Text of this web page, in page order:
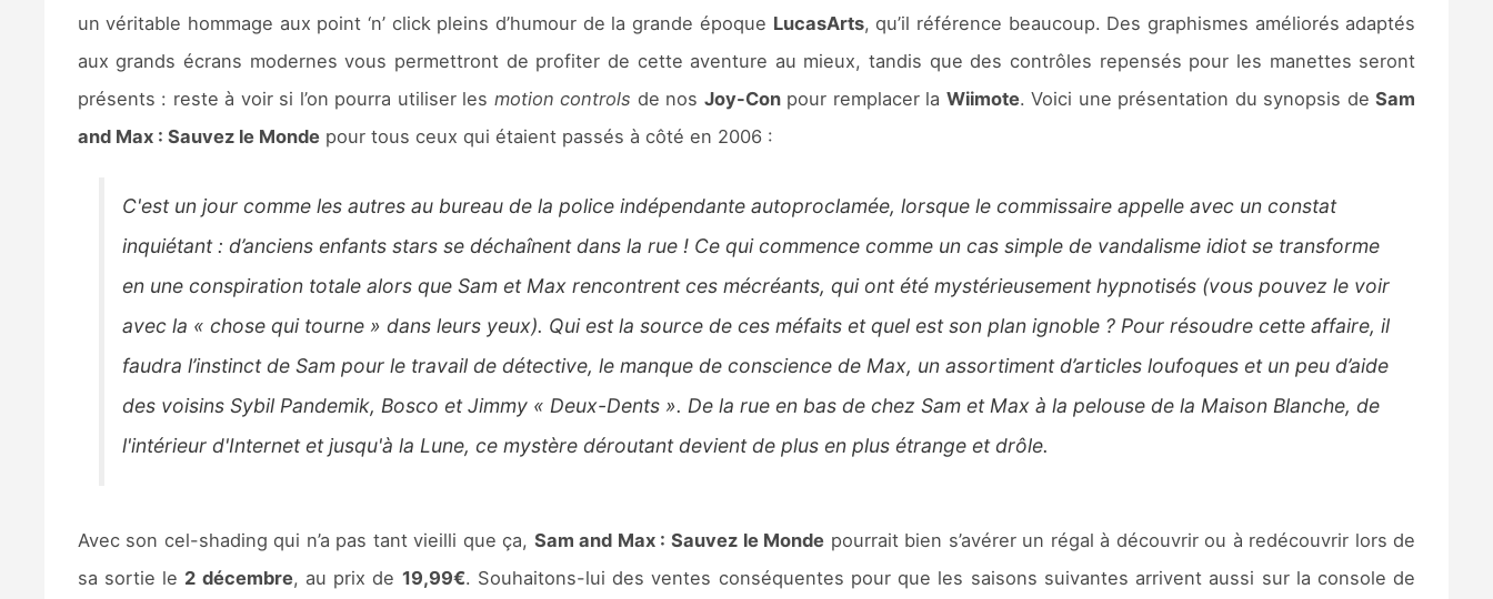
un véritable hommage aux point ‘n’ click pleins d’humour de la grande époque LucasArts, qu’il référence beaucoup. Des graphismes améliorés adaptés
aux grands écrans modernes vous permettront de profiter de cette aventure au mieux, tandis que des contrôles repensés pour les manettes seront
présents : reste à voir si l’on pourra utiliser les motion controls de nos Joy-Conpour remplacer la Wiimote. Voici une présentation du synopsis deSam
and Max : Sauvez le Mondepour tous ceux qui étaient passés à côté en 2006 :
C'est un jour comme les autres au bureau de la police indépendante autoproclamée, lorsque le commissaire appelle avec un constat
inquiétant : d’anciens enfants stars se déchaînent dans la rue ! Ce qui commence comme un cas simple de vandalisme idiot se transforme
en une conspiration totale alors que Sam et Max rencontrent ces mécréants, qui ont été mystérieusement hypnotisés (vous pouvez le voir
avec la « chose qui tourne » dans leurs yeux). Qui est la source de ces méfaits et quel est son plan ignoble ? Pour résoudre cette affaire, il
faudra l’instinct de Sam pour le travail de détective, le manque de conscience de Max, un assortiment d’articles loufoques et un peu d’aide
des voisins Sybil Pandemik, Bosco et Jimmy « Deux-Dents ». De la rue en bas de chez Sam et Max à la pelouse de la Maison Blanche, de
l'intérieur d'Internet et jusqu'à la Lune, ce mystère déroutant devient de plus en plus étrange et drôle.
Avec son cel-shading qui n’a pas tant vieilli que ça, Sam and Max : Sauvez le Monde pourrait bien s’avérer un régal à découvrir ou à redécouvrir lors de
sa sortie le 2 décembre, au prix de 19,99€. Souhaitons-lui des ventes conséquentes pour que les saisons suivantes arrivent aussi sur la console de